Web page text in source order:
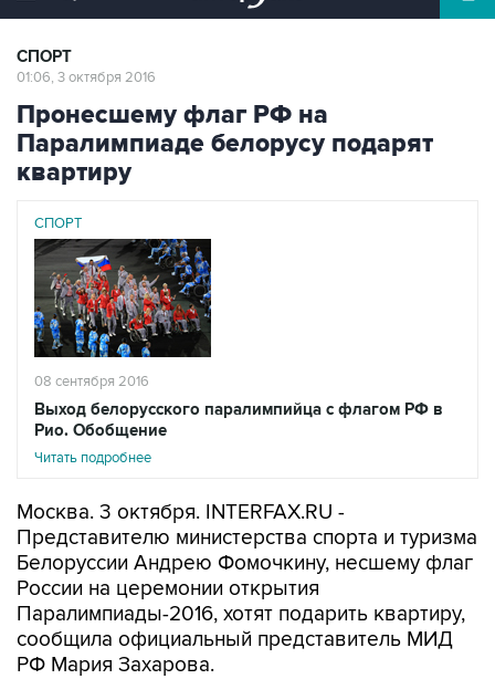
СПОРТ
01:06, 3 октября 2016
Пронесшему флаг РФ на
Паралимпиаде белорусу подарят
квартиру
СПОРТ
08 сентября 2016
Выход белорусского паралимпийца с флагом РФ в
Рио. Обобщение
Читать подробнее
Москва. 3 октября. INTERFAX.RU -
Представителю министерства спорта и туризма
Белоруссии Андрею Фомочкину, несшему флаг
России на церемонии открытия
Паралимпиады-2016, хотят подарить квартиру,
сообщила официальный представитель МИД
РФ Мария Захарова.